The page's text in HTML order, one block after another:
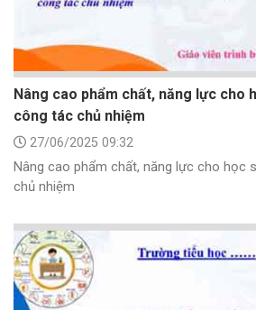
Nâng cao phẩm chất, năng lực cho
công tác chủ nhiệm
27/06/2025 09:32
Nâng cao phẩm chất, năng lực cho học
chủ nhiệm